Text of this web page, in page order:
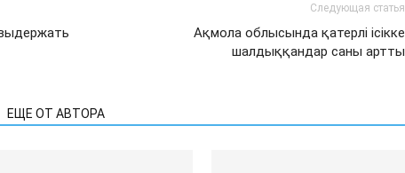
Следующая статья
Ақмола облысында қатерлі ісікке
шалдыққандар саны артты
ЕЩЕ ОТ АВТОРА